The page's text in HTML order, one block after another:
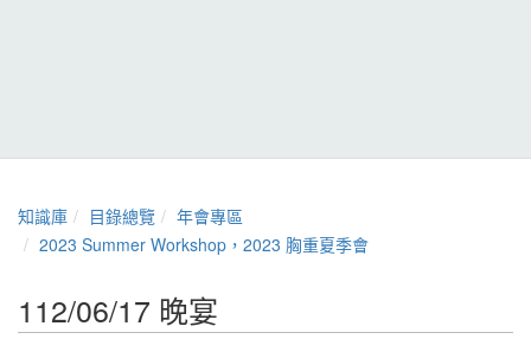
知識庫 目錄總覽
年會專區
2023 Summer Workshop，2023 胸重夏季會
112/06/17 晚宴